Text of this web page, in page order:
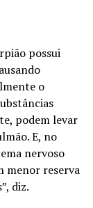
possui
o
podem levar
E, no
nervoso
menor reserva
diz.